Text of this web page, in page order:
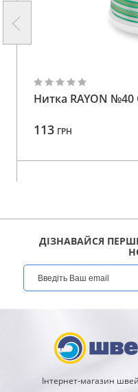
Нитка RAYON
113 ГРН
ДІЗНАВАЙСЯ
Інтернет-магазин